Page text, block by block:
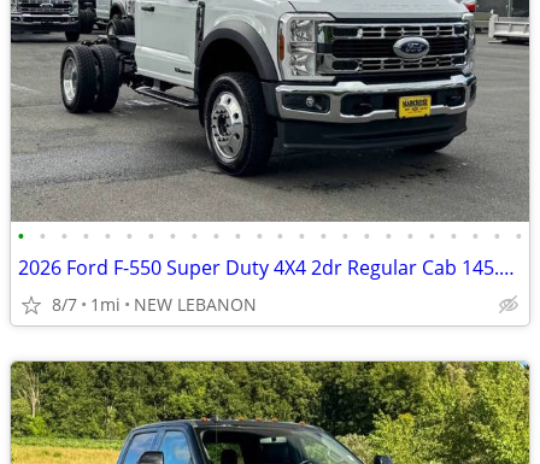
• • • • • • • • • • • • • • • • • • • • • • • •
2026 Ford F-550 Super Duty 4X4 2dr Regular Cab 145.3 205.3 in. WB
8/7 1mi NEW LEBANON